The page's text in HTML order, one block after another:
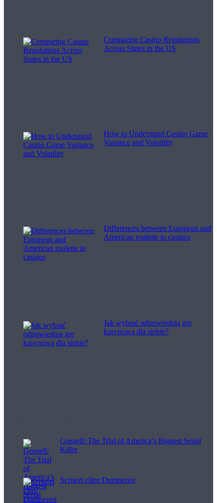
Comparing Casino Regulations
Across States in the US
How to Understand Casino Game
Variance and Volatility
Differences between European and
American roulette in casinos
Jak wybrać odpowiednią grę
kasynową dla siebie?
Gosnell: The Trial of America’s Biggest Serial
Killer
Scrisori către Dumnezeu